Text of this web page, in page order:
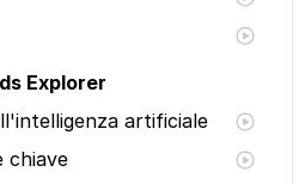
Explorer
artificiale
chiave